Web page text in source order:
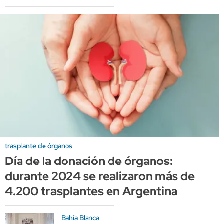
trasplante de órganos
Día de la donación de órganos:
durante 2024 se realizaron más de
4.200 trasplantes en Argentina
Bahía Blanca